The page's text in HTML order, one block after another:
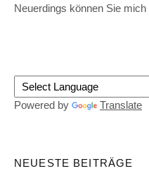
Neuerdings können Sie
Powered by Translate
NEUESTE BEITRÄGE